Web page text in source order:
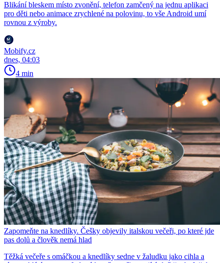
Blikání bleskem místo zvonění, telefon zamčený na jednu aplikaci
pro děti nebo animace zrychlené na polovinu, to vše Android umí
rovnou z výroby.
Mobify.cz
dnes, 04:03
4 min
Zapomeňte na knedlíky. Češky objevily italskou večeři, po které jde
pas dolů a člověk nemá hlad
Těžká večeře s omáčkou a knedlíky sedne v žaludku jako cihla a